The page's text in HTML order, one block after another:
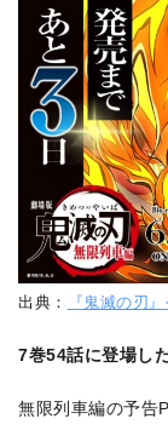
出典： 『鬼滅の刃
7巻54話に登場し
無限列車編の予告